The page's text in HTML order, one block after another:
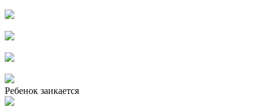
Ребенок заикается